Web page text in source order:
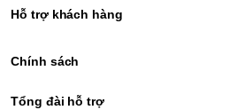
Hỗ trợ khách hàng
Chính sách
Tổng đài hỗ trợ